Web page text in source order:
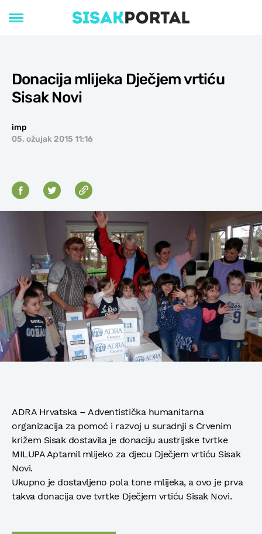
Donacija mlijeka Dječjem vrtiću
Sisak Novi
imp
05. ožujak 2015 11:16
ADRA Hrvatska – Adventistička humanitarna
organizacija za pomoć i razvoj u suradnji s Crvenim
križem Sisak dostavila je donaciju austrijske tvrtke
MILUPA Aptamil mlijeko za djecu Dječjem vrtiću Sisak
Novi.
Ukupno je dostavljeno pola tone mlijeka, a ovo je prva
takva donacija ove tvrtke Dječjem vrtiću Sisak Novi.